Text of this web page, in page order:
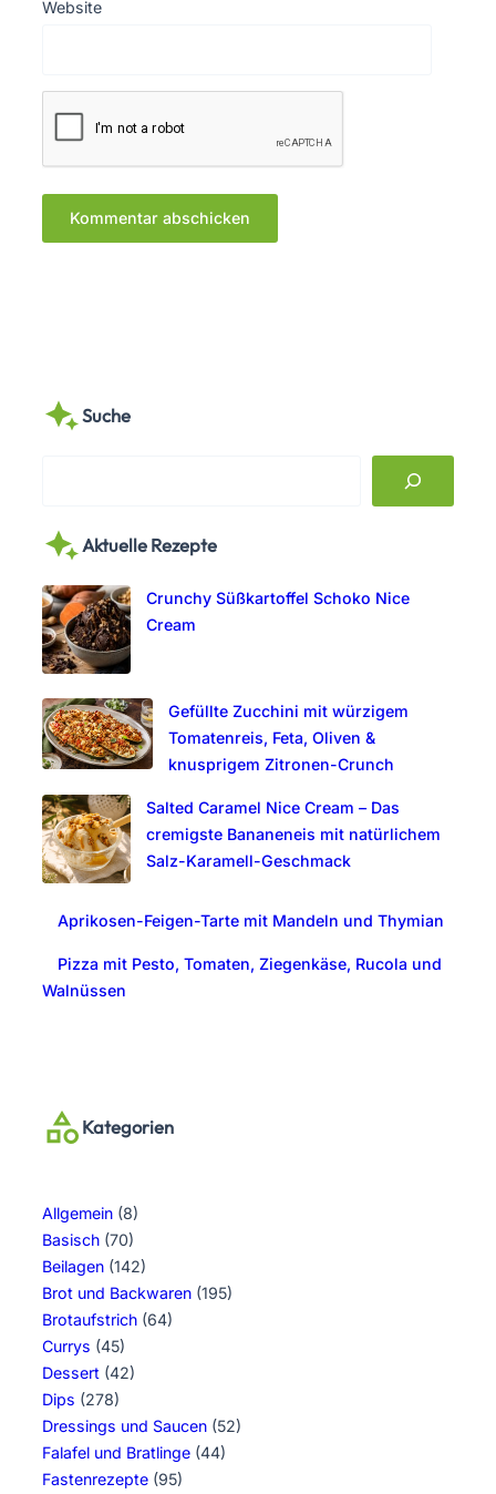
Website
Suche
r
h
Aktuelle Rezepte
Crunchy Süßkartoffel Schoko Nice
Cream
Gefüllte Zucchini mit würzigem
Tomatenreis, Feta, Oliven &
knusprigem Zitronen-Crunch
Salted Caramel Nice Cream – Das
cremigste Bananeneis mit natürlichem
Salz-Karamell-Geschmack
Aprikosen-Feigen-Tarte mit Mandeln und Thymian
Pizza mit Pesto, Tomaten, Ziegenkäse, Rucola und
Walnüssen
Kategorien
Allgemein (8)
Basisch (70)
Beilagen (142)
Brot und Backwaren (195)
Brotaufstrich (64)
Currys (45)
Dessert (42)
Dips (278)
Dressings und Saucen (52)
Falafel und Bratlinge (44)
Fastenrezepte (95)